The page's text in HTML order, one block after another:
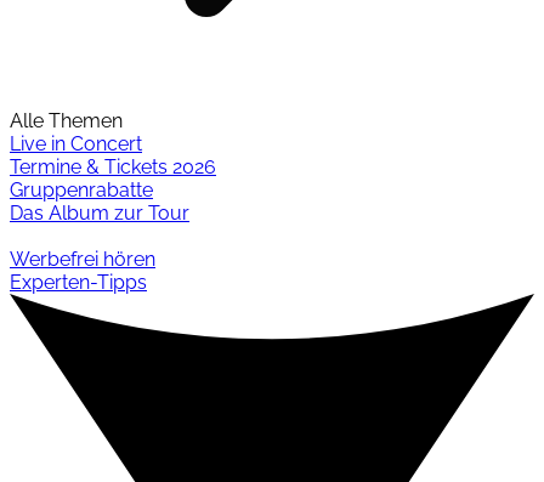
Alle Themen
Live in Concert
Termine & Tickets 2026
Gruppenrabatte
Das Album zur Tour
Werbefrei hören
Experten-Tipps